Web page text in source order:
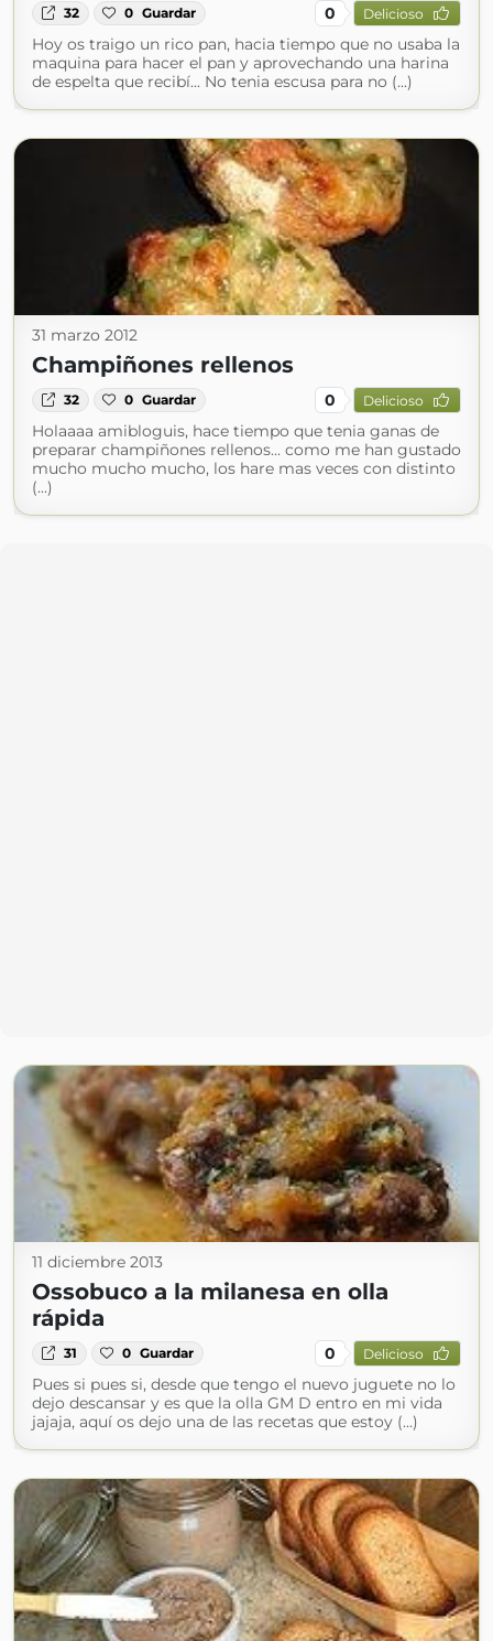
32 0 Guardar 0 Delicioso
Hoy os traigo un rico pan, hacia tiempo que no usaba la
maquina para hacer el pan y aprovechando una harina
de espelta que recibí... No tenia escusa para no (...)
31 marzo 2012
Champiñones rellenos
32 0 Guardar 0 Delicioso
Holaaaa amibloguis, hace tiempo que tenia ganas de
preparar champiñones rellenos... como me han gustado
mucho mucho mucho, los hare mas veces con distinto
(...)
11 diciembre 2013
Ossobuco a la milanesa en olla
rápida
31 0 Guardar 0 Delicioso
Pues si pues si, desde que tengo el nuevo juguete no lo
dejo descansar y es que la olla GM D entro en mi vida
jajaja, aquí os dejo una de las recetas que estoy (...)